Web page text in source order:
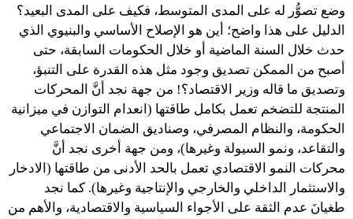
وضع تصوُّر له على المدى المتوسط، فكيف على المدى البعيد؟
الدليل على هذا واضح؛ أين هو الإصلاح الأساسي والبنيوي الذي
حدث خلال السنة الماضية أو خلال الحكومات السابقة، حتى
أصبح من الممكن تصديق وجود مثل هذه القدرة على التنبؤ،
وتصديق ما قاله وزير الاقتصاد؟! من جهة نجد أنَّ المحركات
المنتجة للتضخم تعمل بكامل طاقتها (انعدام التوازن في ميزانية
الحكومة، والنظام المصرفي، وصناديق الضمان الاجتماعي
والتقاعد، ونمو السيولة وغيرها)، ومن جهة أخرى نجد أنَّ
محركات النمو الاقتصادي تعمل بالحد الأدنى من طاقتها (الادخار
والاستثمار الداخلي والخارجي والإنتاجية وغيرها). كما نجد
طغيانَ عدم الثقة على الأجواء السياسية والاقتصادية، والأهم من